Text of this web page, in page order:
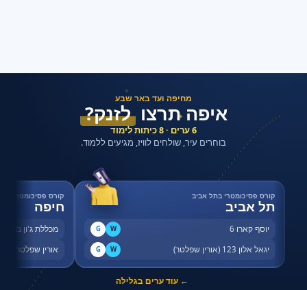
✦
✦
מחיפה ועד באר שבע
איפה תרצולזנק?
6 ערים · 8 כיתות לימוד
בוחרים עיר, שולחים לוויז, מגיעים ללמוד.
קורס פסיכומטרי בתל אביב
תל אביב
יוסף קארו 6 W
G
יגאל אלון 123 (אורין שפלטר) W
G
קורס פסיכומטרי
חיפה
מכללת ג'ון
אורין שפלטר,
← עוד ערים בגלילה